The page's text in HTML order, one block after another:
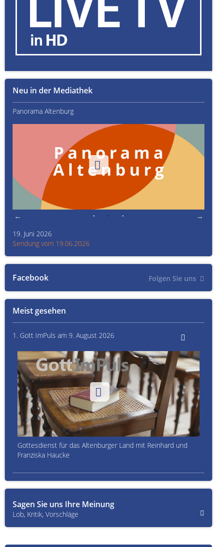
Meist gesehen
1. Gott ImPuls am 9. August 2026
Gottesdienst für das Altenburger Land mit Reinhard und
Franziska Haucke
Facebook Folgen Sie uns
Neu in der Mediathek
Panorama Altenburg
19. Juni 2026
Sendung vom 19.06.2026
Sagen Sie uns Ihre Meinung
Lob, Kritik, Vorschläge